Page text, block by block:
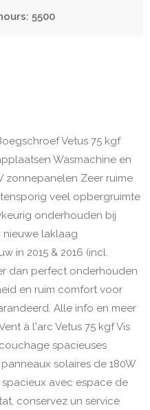
5500
Vetus 75 kgf
Wasmachine en
zonnepanelen Zeer ruime
veel opbergruimte
onderhouden bij
nieuwe laklaag
in 2015 & 2016 (incl.
dan perfect onderhouden
en ruim comfort voor
Alle info en meer
à l'arc Vetus 75 kgf Vis
spacieuses
solaires de 180W
avec espace de
conservez un service